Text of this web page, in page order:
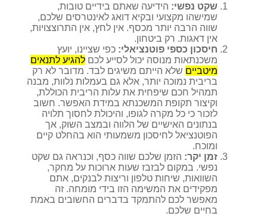
שקט נפשי: הידיעה שאתם בידיים טובות,
שמישהו מקצועי ובקיא דואג לאינטרסים שלכם,
שווה הרבה יותר מכסף. אין לחץ, אין התרוצצויות,
אין דאגות. רק ביטחון.
חיסכון כספי פוטנציאלי: כפי שציינו, יועץ
משכנתאות מנוסה יכול לסייע לכם להגיע לתנאים
מיטביים שלא הייתם משיגים לבד. מדובר לא רק
בריבית נמוכה יותר, אלא גם בעמלות נלוות, מבנה
תמהיל חכם שיפחית את עלות הריבית הכוללת,
וקיצור תקופת המשכנתא במידת האפשר. חשוב
לזכור כי כל מקרה לגופו, והיכולת לחסוך תלויה
בנתונים האישיים של הלווה ובמצב השוק, אך
הפוטנציאל לחיסכון משמעותי הוא בהחלט קיים
ומוכח.
זמן יקר: הזמן שלכם שווה כסף, וכנראה גם שקט
נפשי. במקום לבזבז שעות ארוכות על מחקר,
השוואות, שיחות טלפון וריצות לבנקים, אתם
מפקידים את המשימה הזו בידי מומחה. זה
מאפשר לכם להתמקד בדברים החשובים באמת
בחיים שלכם.